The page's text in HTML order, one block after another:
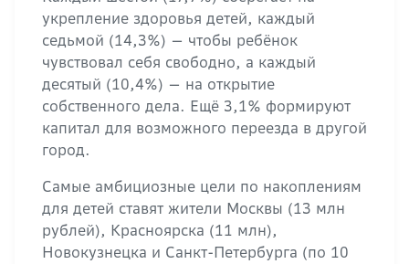
укрепление здоровья детей, каждый
седьмой (14,3%) — чтобы ребёнок
чувствовал себя свободно, а каждый
десятый (10,4%) — на открытие
собственного дела. Ещё 3,1% формируют
капитал для возможного переезда в другой
город.
Самые амбициозные цели по накоплениям
для детей ставят жители Москвы (13 млн
рублей), Красноярска (11 млн),
Новокузнецка и Санкт-Петербурга (по 10